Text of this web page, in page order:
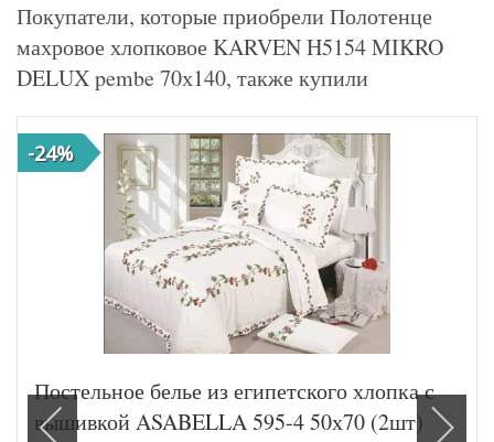
Покупатели, которые приобрели Полотенце
махровое хлопковое KARVEN H5154 MIKRO
DELUX pembe 70х140, также купили
-24%
Постельное белье из египетского хлопка с
вышивкой ASABELLA 595-4 50х70 (2шт)